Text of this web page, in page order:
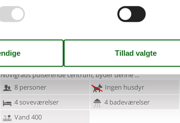
4,4
Villa i Novigrad med Pool og Tagterrasse Bolig: Beliggende
kun 400 meter fraAdriaterhavet og en kort gåtur fra
Novigrads pulserende centrum, byder denne
8 personer
Ingen husdyr
4 soveværelser
4 badeværelser
Vand 400